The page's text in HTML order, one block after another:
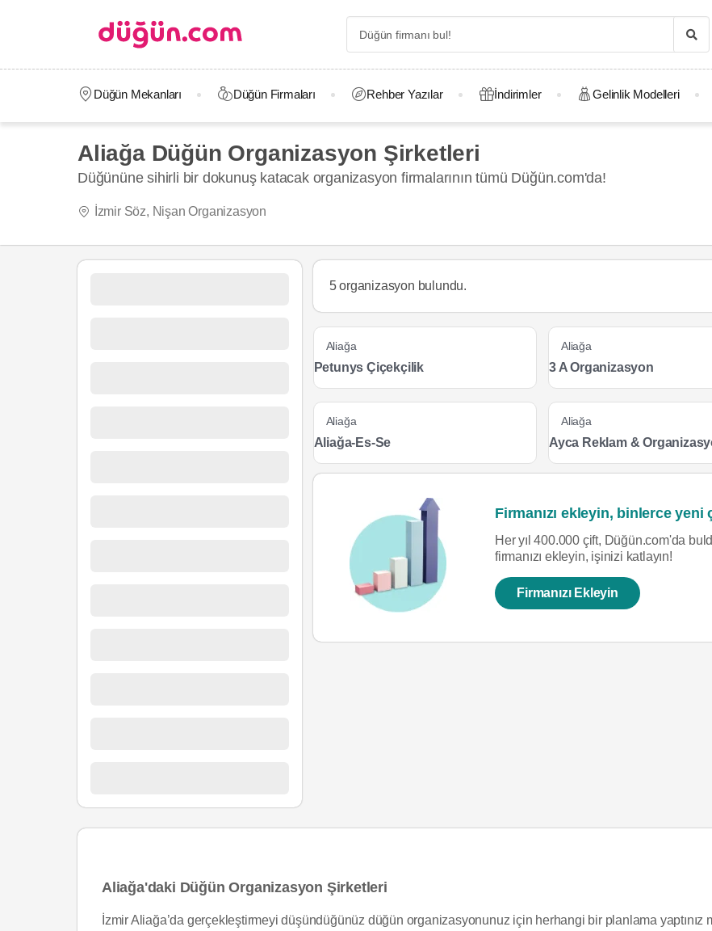
Düğün Mekanları Düğün Firmaları Rehber Yazılar İndirimler Gelinlik Modelleri
Aliağa Düğün Organizasyon Şirketleri
Düğününe sihirli bir dokunuş katacak organizasyon firmalarının tümü Düğün.com'da!
İzmir Söz, Nişan Organizasyon
5 organizasyon bulundu.
Aliağa
Petunys Çiçekçilik
Aliağa
3 A Organizasyon
Aliağa
Aliağa-Es-Se
Aliağa
Ayca Reklam &
Firmanızı ekleyin, binlerce yeni
Her yıl 400.000 çift, Düğün.com'da
firmanızı ekleyin, işinizi katlayın!
Firmanızı Ekleyin
Aliağa'daki Düğün Organizasyon Şirketleri
İzmir Aliağa’da gerçekleştirmeyi düşündüğünüz düğün organizasyonunuz için herhangi bir planlama yaptınız